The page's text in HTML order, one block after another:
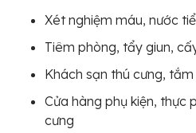
Xét nghiệm máu, nước
Tiêm phòng, tẩy giun,
Khách sạn thú cưng,
Cửa hàng phụ kiện, thực
cưng